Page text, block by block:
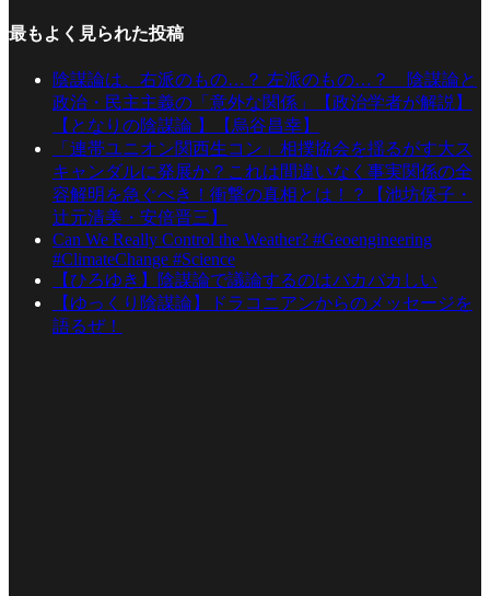
最もよく見られた投稿
陰謀論は、右派のもの…？ 左派のもの…？ 陰謀論と
政治・民主主義の「意外な関係」【政治学者が解説】
【となりの陰謀論 】【烏谷昌幸】
「連帯ユニオン関西生コン」相撲協会を揺るがす大ス
キャンダルに発展か？これは間違いなく事実関係の全
容解明を急ぐべき！衝撃の真相とは！？【池坊保子・
辻元清美・安倍晋三】
Can We Really Control the Weather? #Geoengineering
#ClimateChange #Science
【ひろゆき】陰謀論で議論するのはバカバカしい
【ゆっくり陰謀論】ドラコニアンからのメッセージを
語るぜ！